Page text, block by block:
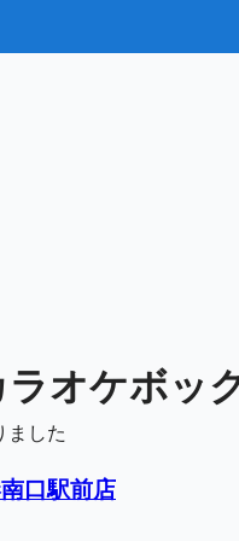
オケボッ
ました
口駅前店